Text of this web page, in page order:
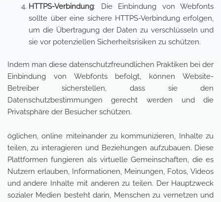
HTTPS-Verbindung: Die Einbindung von Webfonts
sollte über eine sichere HTTPS-Verbindung erfolgen,
um die Übertragung der Daten zu verschlüsseln und
sie vor potenziellen Sicherheitsrisiken zu schützen.
Indem man diese datenschutzfreundlichen Praktiken bei der
Einbindung von Webfonts befolgt, können Website-
Betreiber sicherstellen, dass sie den
Datenschutzbestimmungen gerecht werden und die
Privatsphäre der Besucher schützen.
öglichen, online miteinander zu kommunizieren, Inhalte zu
teilen, zu interagieren und Beziehungen aufzubauen. Diese
Plattformen fungieren als virtuelle Gemeinschaften, die es
Nutzern erlauben, Informationen, Meinungen, Fotos, Videos
und andere Inhalte mit anderen zu teilen. Der Hauptzweck
sozialer Medien besteht darin, Menschen zu vernetzen und